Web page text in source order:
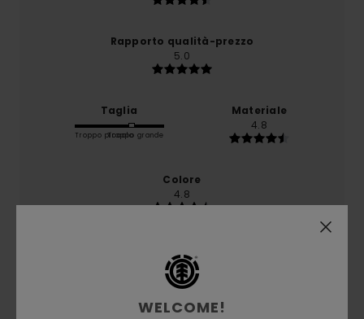
Rapporto qualità-prezzo
5.0
Taglia
Troppo piccoloTroppo grande
Materiale
4.8
Colore
4.8
3/5
WELCOME!